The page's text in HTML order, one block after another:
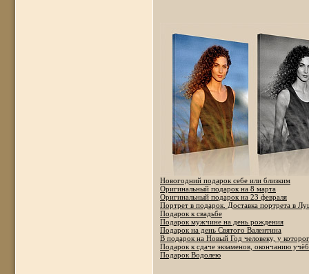
Новогодний подарок себе или близким
Оригинальный подарок на 8 марта
Оригинальный подарок на 23 февраля
Портрет в подарок. Доставка портрета в
Подарок к свадьбе
Подарок мужчине на день рождения
Подарок на день Святого Валентина
В подарок на Новый Год человеку, у
Подарок к сдаче экзаменов, окончанию
Подарок Водолею